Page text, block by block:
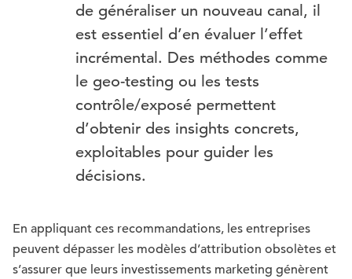
de généraliser un nouveau canal, il
est essentiel d’en évaluer l’effet
incrémental. Des méthodes comme
le geo-testing ou les tests
contrôle/exposé permettent
d’obtenir des insights concrets,
exploitables pour guider les
décisions.
En appliquant ces recommandations, les entreprises
peuvent dépasser les modèles d’attribution obsolètes et
s’assurer que leurs investissements marketing génèrent